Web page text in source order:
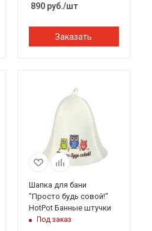
890руб./шт
Заказать
Шапка для бани
"Просто будь совой!"
HotPot Банные штучки
Под заказ